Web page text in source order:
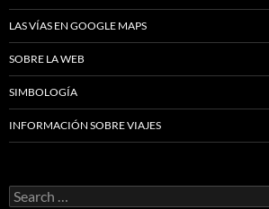
LAS VÍAS EN GOOGLE MAPS
SOBRE LA WEB
SIMBOLOGÍA
INFORMACIÓN SOBRE VIAJES
Search